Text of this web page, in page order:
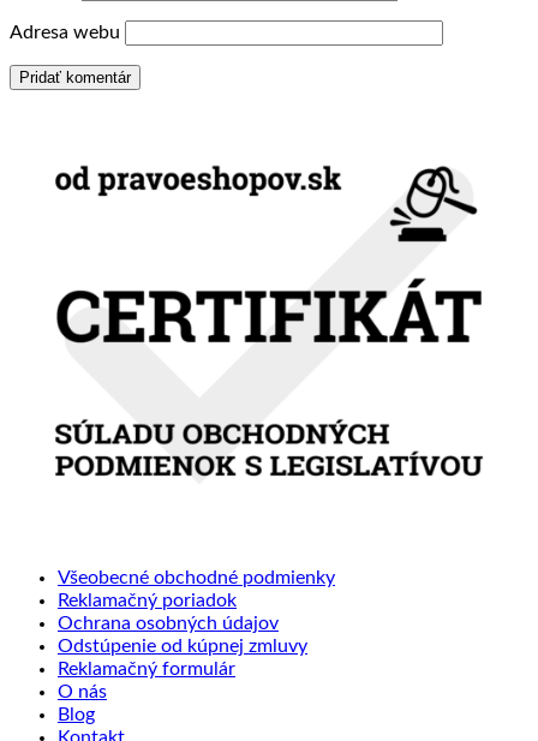
Adresa webu
Všeobecné obchodné podmienky
Reklamačný poriadok
Ochrana osobných údajov
Odstúpenie od kúpnej zmluvy
Reklamačný formulár
O nás
Blog